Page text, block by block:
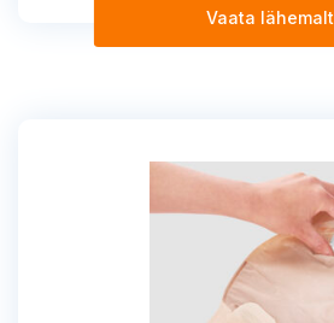
Vaata lähemalt